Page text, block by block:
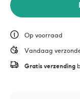
Op voorraad
Vandaag
Gratis verzending